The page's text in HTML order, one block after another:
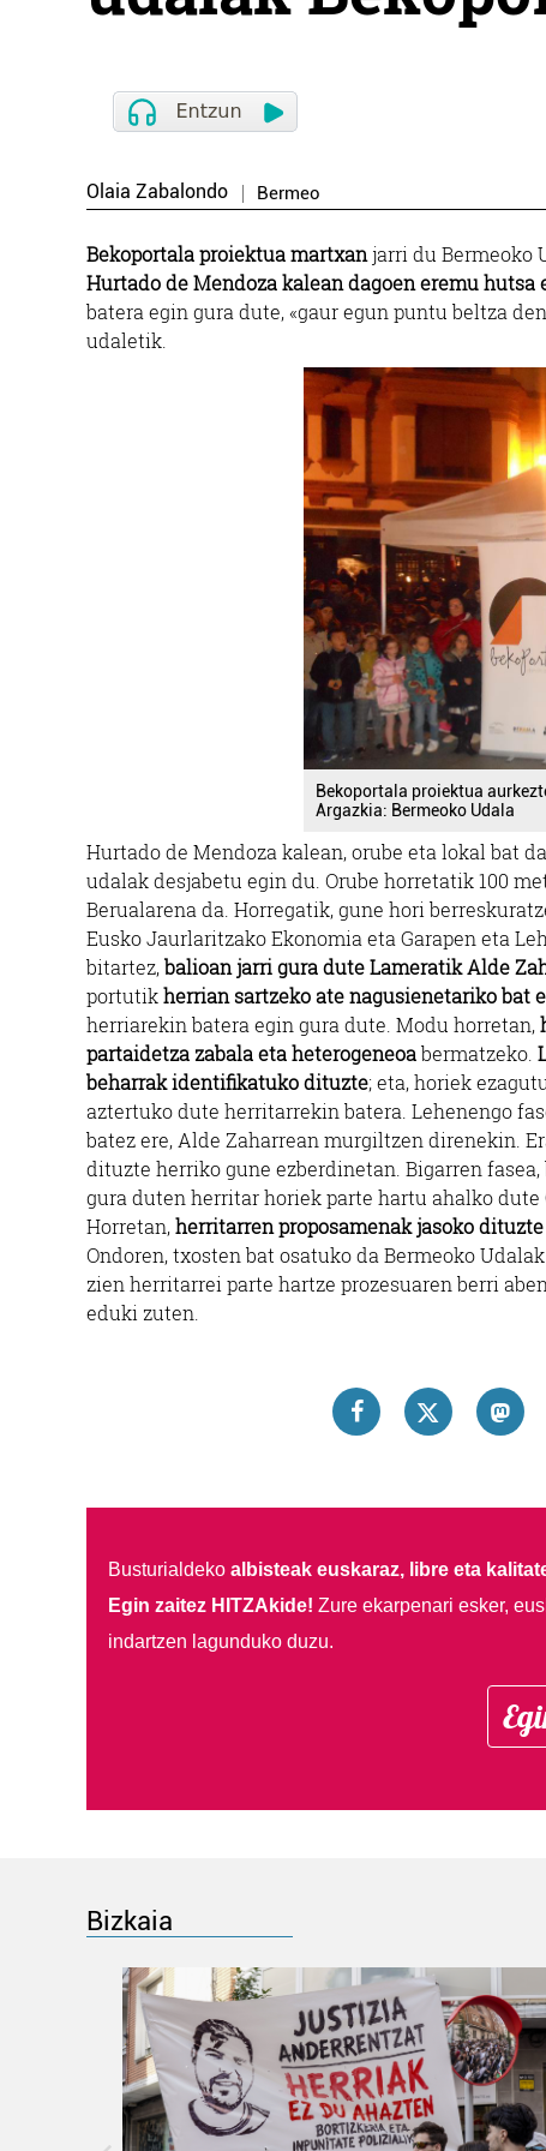
Olaia Zabalondo Bermeo
Bekoportala proiektua martxan jarri du Bermeoko
Hurtado de Mendoza kalean dagoen eremu
batera egin gura dute, «gaur egun puntu beltza
udaletik.
Bekoportala proiektua
Argazkia: Bermeoko Udala
Hurtado de Mendoza kalean, orube eta lokal bat
udalak desjabetu egin du. Orube horretatik 100
Berualarena da. Horregatik, gune hori
Eusko Jaurlaritzako Ekonomia eta Garapen eta
bitartez,balioan jarri gura dute Lameratik Alde
portutikherrian sartzeko ate nagusienetariko bat
herriarekin batera egin gura dute. Modu horretan,
partaidetza zabala eta heterogeneoabermatzeko.
beharrak identifikatuko dituzte; eta, horiek
aztertuko dute herritarrekin batera. Lehenengo
batez ere, Alde Zaharrean murgiltzen direnekin.
dituzte herriko gune ezberdinetan. Bigarren
gura duten herritar horiek parte hartu ahalko
Horretan,herritarren proposamenak jasoko
Ondoren, txosten bat osatuko da Bermeoko
zien herritarrei parte hartze prozesuaren berri
eduki zuten.
Busturialdeko albisteak euskaraz, libre eta
Egin zaitez HITZAkide! Zure ekarpenari esker,
indartzen lagunduko duzu.
Bizkaia